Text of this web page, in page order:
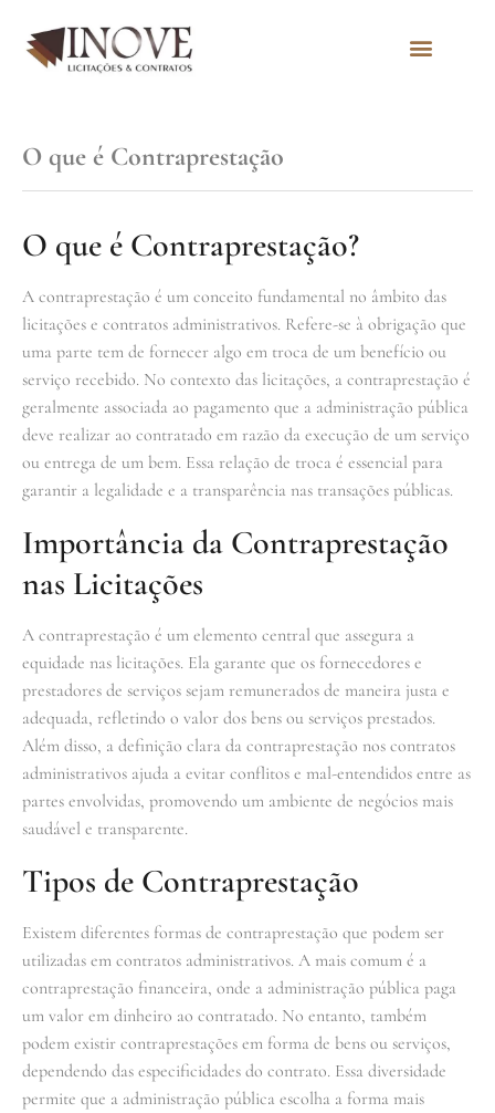
O que é Contraprestação
O que é Contraprestação?
A contraprestação é um conceito fundamental no âmbito das
licitações e contratos administrativos. Refere-se à obrigação que
uma parte tem de fornecer algo em troca de um benefício ou
serviço recebido. No contexto das licitações, a contraprestação é
geralmente associada ao pagamento que a administração pública
deve realizar ao contratado em razão da execução de um serviço
ou entrega de um bem. Essa relação de troca é essencial para
garantir a legalidade e a transparência nas transações públicas.
Importância da Contraprestação
nas Licitações
A contraprestação é um elemento central que assegura a
equidade nas licitações. Ela garante que os fornecedores e
prestadores de serviços sejam remunerados de maneira justa e
adequada, refletindo o valor dos bens ou serviços prestados.
Além disso, a definição clara da contraprestação nos contratos
administrativos ajuda a evitar conflitos e mal-entendidos entre as
partes envolvidas, promovendo um ambiente de negócios mais
saudável e transparente.
Tipos de Contraprestação
Existem diferentes formas de contraprestação que podem ser
utilizadas em contratos administrativos. A mais comum é a
contraprestação financeira, onde a administração pública paga
um valor em dinheiro ao contratado. No entanto, também
podem existir contraprestações em forma de bens ou serviços,
dependendo das especificidades do contrato. Essa diversidade
permite que a administração pública escolha a forma mais